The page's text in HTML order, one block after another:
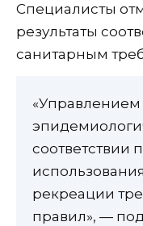
Специалисты
результаты
санитарным
«Управлением
соответствии
рекреации
правил», —